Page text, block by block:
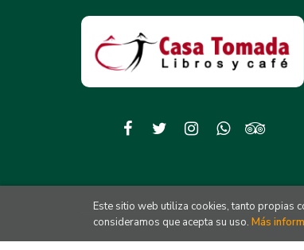
Este sitio web utiliza cookies, tanto propias
consideramos que acepta su uso. Más